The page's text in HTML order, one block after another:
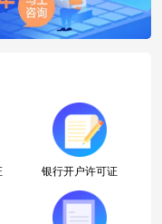
银行开户许可证